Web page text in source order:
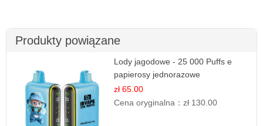
Produkty powiązane
Lody jagodowe - 25 000 Puffs e
papierosy jednorazowe
zł 65.00
Cena oryginalna：zł 130.00